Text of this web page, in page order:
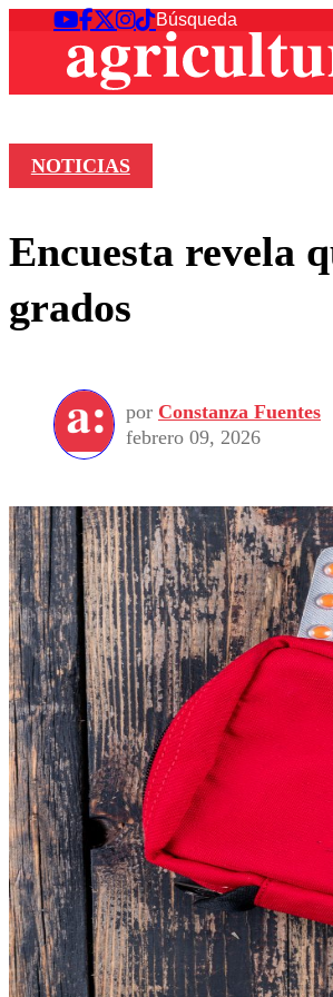
NOTICIAS
Encuesta revela
grados
por Constanza Fuentes
febrero 09, 2026